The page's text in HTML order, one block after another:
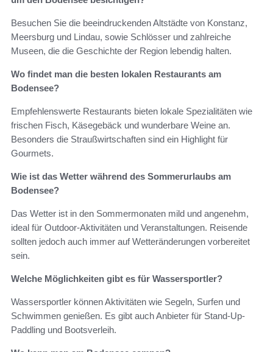
Besuchen Sie die beeindruckenden Altstädte von Konstanz,
Meersburg und Lindau, sowie Schlösser und zahlreiche
Museen, die die Geschichte der Region lebendig halten.
Wo findet man die besten lokalen Restaurants am
Bodensee?
Empfehlenswerte Restaurants bieten lokale Spezialitäten wie
frischen Fisch, Käsegebäck und wunderbare Weine an.
Besonders die Straußwirtschaften sind ein Highlight für
Gourmets.
Wie ist das Wetter während des Sommerurlaubs am
Bodensee?
Das Wetter ist in den Sommermonaten mild und angenehm,
ideal für Outdoor-Aktivitäten und Veranstaltungen. Reisende
sollten jedoch auch immer auf Wetteränderungen vorbereitet
sein.
Welche Möglichkeiten gibt es für Wassersportler?
Wassersportler können Aktivitäten wie Segeln, Surfen und
Schwimmen genießen. Es gibt auch Anbieter für Stand-Up-
Paddling und Bootsverleih.